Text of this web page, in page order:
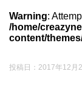
Warning:
/home/
content/
投稿日： 2017年12月